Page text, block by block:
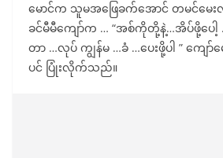
မောင်က သူမအဖြေခက်အောင် တမင်မေး
ခင်မီမီကျော်က … “အစ်ကိုတို့နဲ့…အိပ်ဖို့ပေါ့
တာ …လုပ် ကျွန်မ …ခံ …ပေးဖို့ပါ ” ကျော်
ပင် ပြုံးလိုက်သည်။